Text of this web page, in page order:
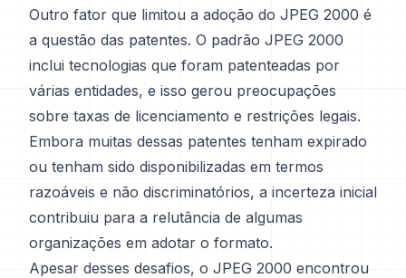
Outro fator que limitou a adoção do JPEG 2000 é
a questão das patentes. O padrão JPEG 2000
inclui tecnologias que foram patenteadas por
várias entidades, e isso gerou preocupações
sobre taxas de licenciamento e restrições legais.
Embora muitas dessas patentes tenham expirado
ou tenham sido disponibilizadas em termos
razoáveis e não discriminatórios, a incerteza inicial
contribuiu para a relutância de algumas
organizações em adotar o formato.
Apesar desses desafios, o JPEG 2000 encontrou